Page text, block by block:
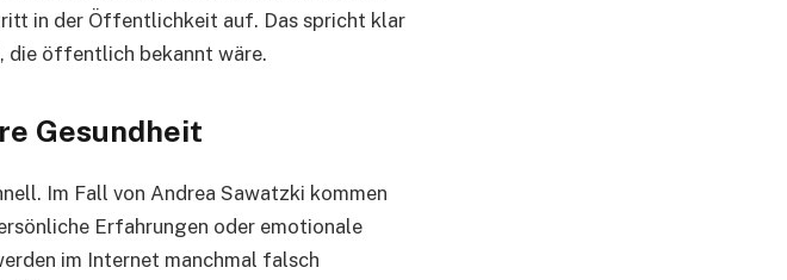
in der Öffentlichkeit auf. Das spricht klar
die öffentlich bekannt wäre.
Gesundheit
Im Fall von Andrea Sawatzki kommen
Erfahrungen oder emotionale
im Internet manchmal falsch